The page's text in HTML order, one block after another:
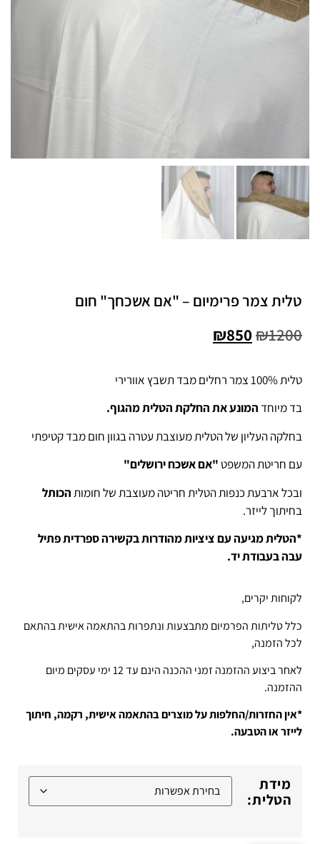
טלית צמר פרימיום – "אם אשכחך" חום
₪1200
₪850
טלית 100% צמר רחלים מבד תשבץ אוורירי
בד מיוחד המונע את החלקת הטלית מהגוף.
בחלקה העליון של הטלית מעוצבת עטרה בגוון חום מבד קטיפתי
עם חריטת המשפט "אם אשכח ירושלים"
ובכל ארבעת כנפות הטלית חריטה מעוצבת של חומותהכותל
בחיתוך לייזר.
*הטלית מגיעה עם ציציות מהודרות בקשירה ספרדית פתיל
עבה בעבודת יד.
לקוחות יקרים,
כלל טליתות הפרמיום מתבצעות ונתפרות בהתאמה אישית בהתאם
לכל הזמנה,
לאחר ביצוע ההזמנה זמני ההכנה הינם עד 12 ימי עסקים מיום
ההזמנה.
*אין החזרות/החלפות על מוצרים בהתאמה אישית, רקמה, חיתוך
לייזר או הטבעה.
מידת
הטלית: